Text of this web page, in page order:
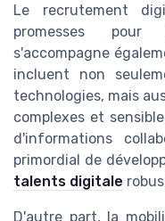
Le recrutement
promesses pour
s'accompagne
incluent non
technologies, mais
complexes et
d'informations
primordial de
talents digitale
D'autre part, la